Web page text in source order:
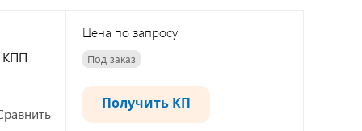
КПП
Цена по запросу
Под заказ
Получить КП